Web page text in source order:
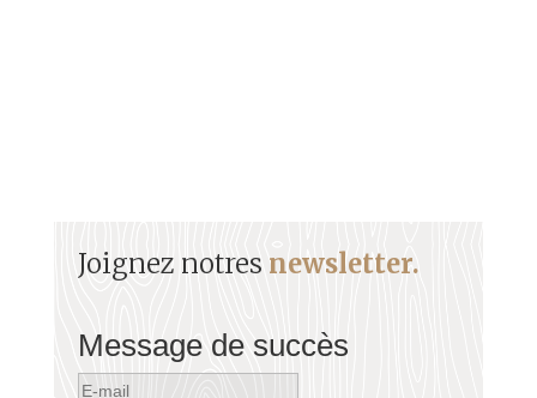
Joignez notres newsletter.
Message de succès